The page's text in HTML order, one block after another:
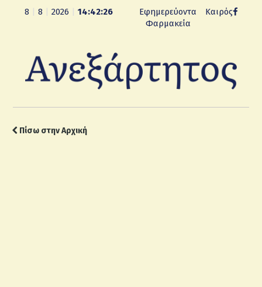
8 8 2026 14:42:27
Εφημερεύοντα
Φαρμακεία
Καιρός
Πίσω στην Αρχική